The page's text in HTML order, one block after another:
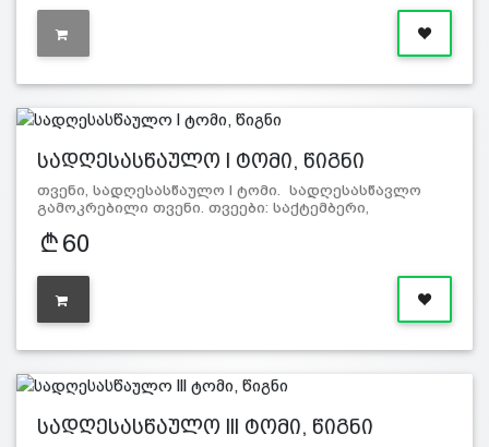
სადღესასწაულო l ტომი, წიგნი
თვენი, სადღესასწაულო l ტომი. სადღესასწავლო
გამოკრებილი თვენი. თვეები: საქტემბერი,
60
სადღესასწაულო lll ტომი, წიგნი